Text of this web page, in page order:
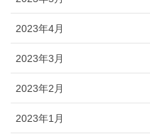
2023年4月
2023年3月
2023年2月
2023年1月